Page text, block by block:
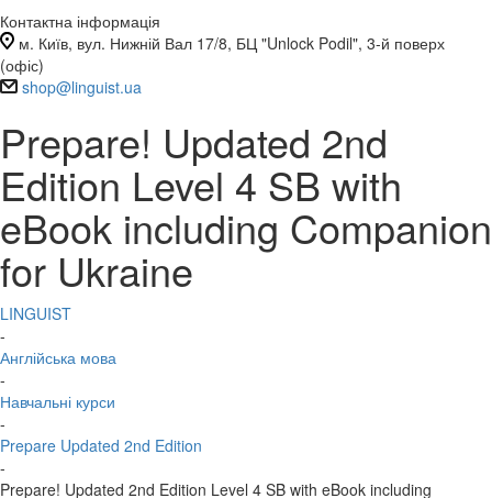
Контактна інформація
м. Київ, вул. Нижній Вал 17/8, БЦ "Unlock Podil", 3-й поверх
(офіс)
shop@linguist.ua
Prepare! Updated 2nd
Edition Level 4 SB with
eBook including Companion
for Ukraine
LINGUIST
-
Англійська мова
-
Навчальні курси
-
Prepare Updated 2nd Edition
-
Prepare! Updated 2nd Edition Level 4 SB with eBook including